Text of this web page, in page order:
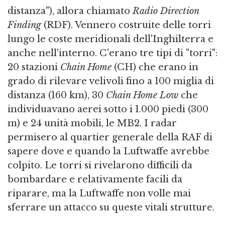
distanza"), allora chiamatoRadio Direction
Finding(RDF). Vennero costruite delle torri
lungo le coste meridionali dell'Inghilterra e
anche nell'interno. C'erano tre tipi di "torri":
20 stazioni Chain Home (CH) che erano in
grado di rilevare velivoli fino a 100 miglia di
distanza (160 km), 30 Chain Home Low che
individuavano aerei sotto i 1.000 piedi (300
m) e 24 unità mobili, le MB2. I radar
permisero al quartier generale della RAF di
sapere dove e quando la Luftwaffe avrebbe
colpito. Le torri si rivelarono difficili da
bombardare e relativamente facili da
riparare, ma la Luftwaffe non volle mai
sferrare un attacco su queste vitali strutture.